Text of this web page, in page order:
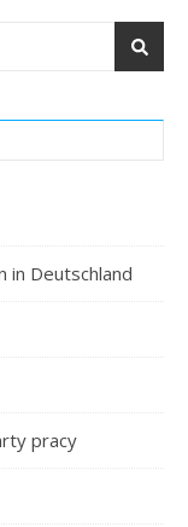
in Deutschland
pracy